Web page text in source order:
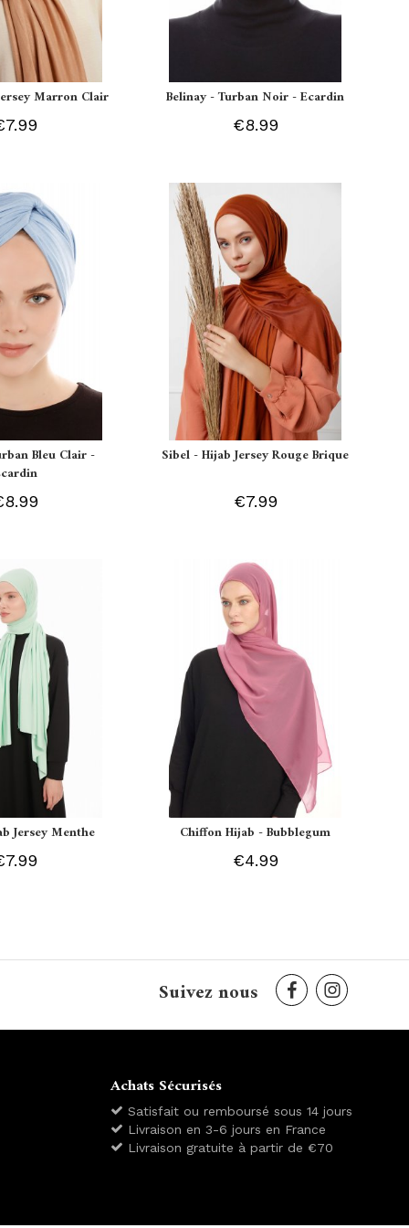
Marron Clair Belinay - Turban Noir - Ecardin
€8.99
Bleu Clair -
Sibel - Hijab Jersey Rouge Brique
€7.99
Jersey Menthe Chiffon Hijab - Bubblegum
€4.99
Suivez nous
Achats Sécurisés
Satisfait ou remboursé sous 14 jours
Livraison en 3-6 jours en France
Livraison gratuite à partir de €70